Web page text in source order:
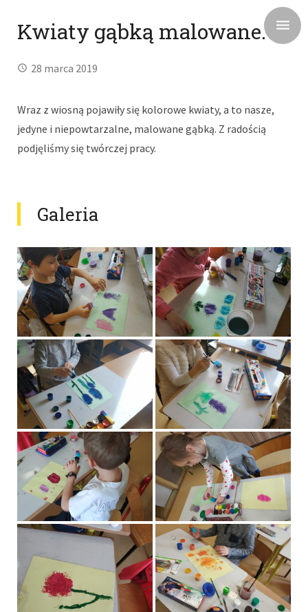
Kwiaty gąbką malowane.
28 marca 2019
Wraz z wiosną pojawiły się kolorowe kwiaty, a to nasze,
jedyne i niepowtarzalne, malowane gąbką. Z radością
podjęliśmy się twórczej pracy.
Galeria